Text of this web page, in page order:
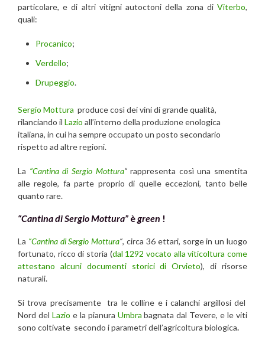
particolare, e di altri vitigni autoctoni della zona di Viterbo,
quali:
Procanico;
Verdello;
Drupeggio.
Sergio Mottura produce così dei vini di grande qualità,
rilanciando il Lazio all’interno della produzione enologica
italiana, in cui ha sempre occupato un posto secondario
rispetto ad altre regioni.
La “Cantina di Sergio Mottura“rappresenta così una smentita
alle regole, fa parte proprio di quelle eccezioni, tanto belle
quanto rare.
“Cantina di Sergio Mottura” ègreen !
La “Cantina di Sergio Mottura“, circa 36 ettari, sorge in un luogo
fortunato, ricco di storia (dal 1292 vocato alla viticoltura come
attestano alcuni documenti storici di Orvieto), di risorse
naturali.
Si trova precisamente tra le colline e i calanchi argillosi del
Nord del Lazio e la pianura Umbra bagnata dal Tevere, e le viti
sono coltivate secondo i parametri dell’agricoltura biologica.